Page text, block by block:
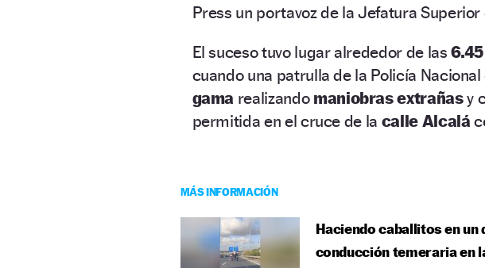
Press un portavoz de la Jefatura
El suceso tuvo lugar alrededor de las6.45
cuando una patrulla de la Policía Nacional
gama realizando maniobras extrañasy
permitida en el cruce de la calle Alcalá
MÁS INFORMACIÓN
Haciendo caballitos en un
conducción temeraria en